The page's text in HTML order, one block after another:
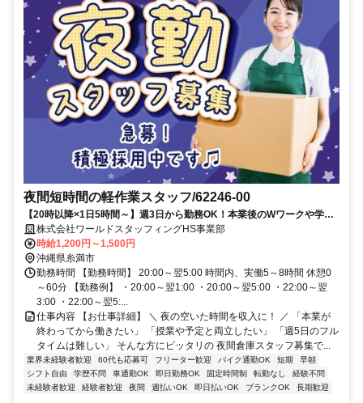
夜間短時間の軽作業スタッフ/62246-00
【20時以降×1日5時間～】週3日から勤務OK！本業後のWワークや学校
との両立にも◎配送先を確認して荷物を分ける夜間仕分けスタッフ
株式会社ワールドスタッフィングHS事業部
時給1,200円～1,500円
沖縄県糸満市
勤務時間 【勤務時間】 20:00～翌5:00 時間内、実働5～8時間 休憩0
～60分 【勤務例】 ・20:00～翌1:00 ・20:00～翌5:00 ・22:00～翌
3:00 ・22:00～翌5:...
仕事内容 【お仕事詳細】 ＼ 夜の空いた時間を収入に！ ／ 「本業が
終わってから働きたい」 「授業や予定と両立したい」 「週5日のフル
タイムは難しい」 そんな方にピッタリの 夜間倉庫スタッフ募集で...
業界未経験者歓迎 60代も応募可 フリーター歓迎 バイク通勤OK 短期
早朝
シフト自由
学歴不問 車通勤OK 即日勤務OK 固定時間制 転勤なし
経験不問
未経験者歓迎
経験者歓迎 夜間 週払いOK 即日払いOK ブランクOK 長期歓迎